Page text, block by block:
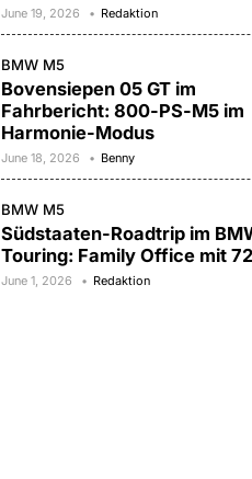
June 19, 2026 Redaktion
BMW M5
Bovensiepen 05 GT im
Fahrbericht: 800-PS-M5 im
Harmonie-Modus
June 18, 2026 Benny
BMW M5
Südstaaten-Roadtrip im
Touring: Family Office mit
June 1, 2026 Redaktion